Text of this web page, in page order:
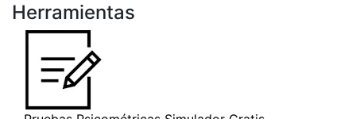
Herramientas